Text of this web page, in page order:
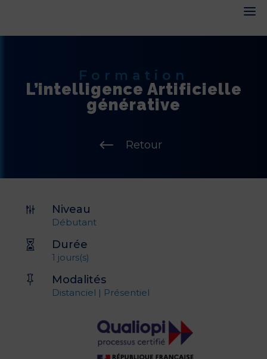
Formation
L’intelligence Artificielle
générative
# Retour
g Niveau
Débutant
 Durée
1 jours(s)
 Modalités
Distanciel | Présentiel